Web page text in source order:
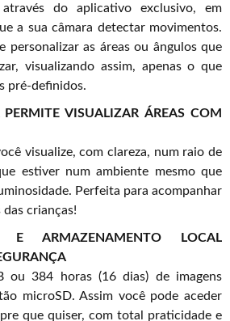
através do aplicativo exclusivo, em
a sua câmara detectar movimentos.
personalizar as áreas ou ângulos que
visualizando assim, apenas o que
pré-definidos.
VISUALIZAR ÁREAS COM
visualize, com clareza, num raio de
estiver num ambiente mesmo que
Perfeita para acompanhar
crianças!
E ARMAZENAMENTO LOCAL
ou 384 horas (16 dias) de imagens
microSD. Assim você pode aceder
que quiser, com total praticidade e